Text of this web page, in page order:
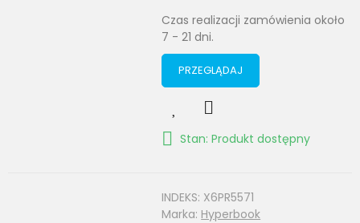
Czas realizacji zamówienia około
7 - 21 dni.
PRZEGLĄDAJ
Stan: Produkt dostępny
INDEKS: X6PR5571
Marka: Hyperbook